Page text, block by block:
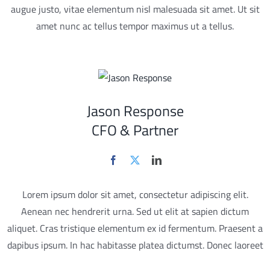
augue justo, vitae elementum nisl malesuada sit amet. Ut sit
amet nunc ac tellus tempor maximus ut a tellus.
Jason Response
CFO & Partner
Lorem ipsum dolor sit amet, consectetur adipiscing elit.
Aenean nec hendrerit urna. Sed ut elit at sapien dictum
aliquet. Cras tristique elementum ex id fermentum. Praesent a
dapibus ipsum. In hac habitasse platea dictumst. Donec laoreet